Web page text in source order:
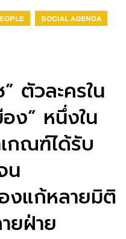
SOCIAL AGENDA
ตัวละครใน
ง” หนึ่งใน
กณฑ์ได้รับ
น
งแก้หลายมิติ
ยฝ่าย